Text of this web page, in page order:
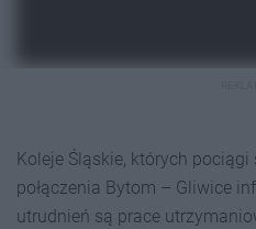
Koleje Śląskie, których
połączenia Bytom – Gliwice
utrudnień są prace